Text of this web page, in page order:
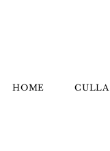
HOME CULLA